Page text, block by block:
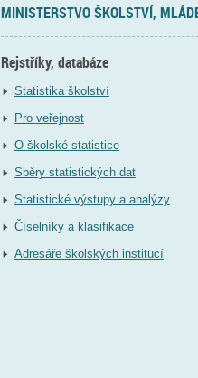
MINISTERSTVO ŠKOLSTVÍ,
Rejstříky, databáze
Statistika školství
Pro veřejnost
O školské statistice
Sběry statistických dat
Statistické výstupy a analýzy
Číselníky a klasifikace
Adresáře školských institucí